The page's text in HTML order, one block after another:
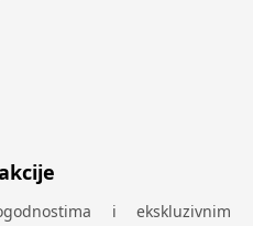
i ekskluzivnim